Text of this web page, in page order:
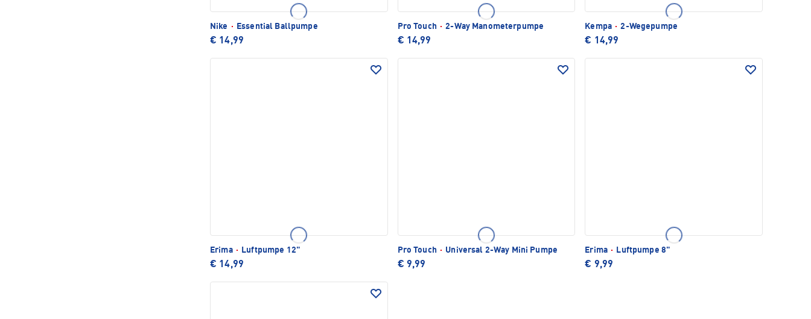
Nike · Essential Ballpumpe
€ 14,99
Pro Touch · 2-Way Manometerpumpe
€ 14,99
Kempa · 2-Wegepumpe
€ 14,99
Erima · Luftpumpe 12"
€ 14,99
Pro Touch · Universal 2-Way Mini Pumpe
€ 9,99
Erima · Luftpumpe 8"
€ 9,99